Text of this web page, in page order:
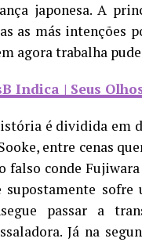
japonesa. A
as más intenções
agora trabalha
Indica | Seus
é dividida em
entre cenas
falso conde
supostamente
passar a
Já na